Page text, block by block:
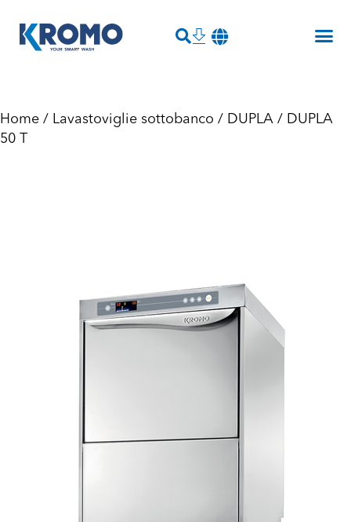
Home / Lavastoviglie sottobanco / DUPLA / DUPLA
50 T